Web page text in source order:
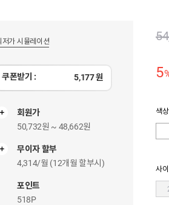
저가 시뮬레이션
쿠폰받기 : 5,177원
회원가
50,732원 ~ 48,662원
무
무이자 할부
4,314/월 (12개월 할부시)
포인트
518P
5
색상
사